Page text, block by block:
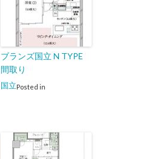
ブランズ国立 N TYPE
間取り
Posted in
国立